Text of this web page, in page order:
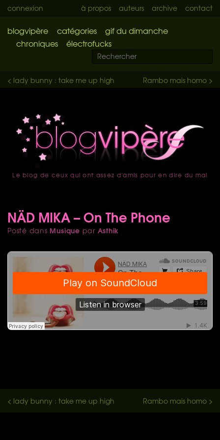
connexion à propos auteurs archive contact
blogvipère catégories
gif du dimanche
chroniques
électrofucks
Rambo mais homo >
< lady bunny : take me up high
accueil
Le blog de ceux qui ont assez d'amis pour en dire du mal
NÄD MIKA – On The Phone
Posté dans Musique par Asthik
Rambo mais homo >
< lady bunny : take me up high